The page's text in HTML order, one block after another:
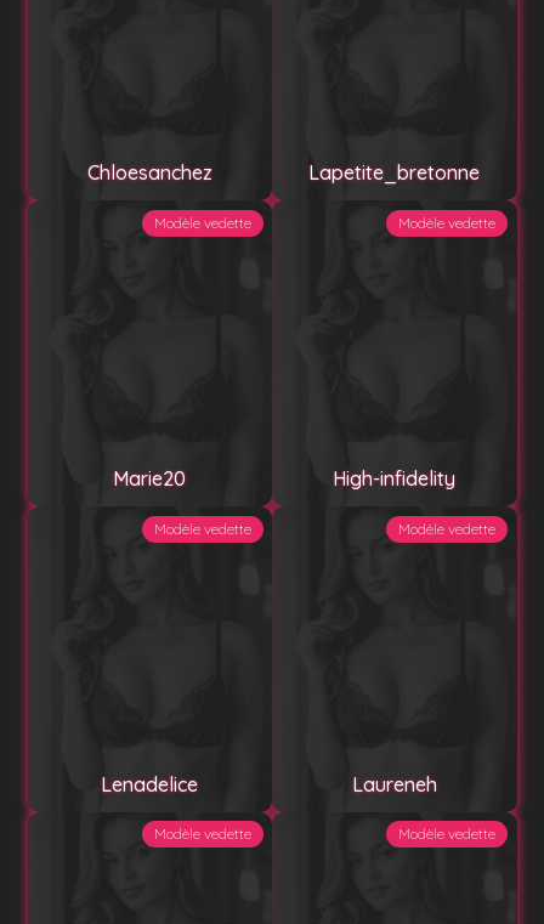
Chloesanchez Lapetite_bretonne
Modèle vedette
Marie20
Modèle vedette
High-infidelity
Modèle vedette
Lenadelice
Modèle vedette
Laureneh
Modèle vedette Modèle vedette